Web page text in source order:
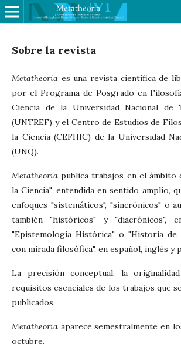
Sobre la revista
Metatheoria es una revista científica de
por el Programa de Posgrado en
Ciencia de la Universidad Nacional de
(UNTREF) y el Centro de Estudios de
la Ciencia (CEFHIC) de la Universidad
(UNQ).
Metatheoriapublica trabajos en el ámbito
la Ciencia", entendida en sentido amplio,
enfoques "sistemáticos", "sincrónicos" o
también "históricos" y "diacrónicos",
"Epistemología Histórica" o "Historia de
con mirada filosófica", en español, inglés y
La precisión conceptual, la
requisitos esenciales de los trabajos que
publicados.
Metatheoria aparece semestralmente en
octubre.